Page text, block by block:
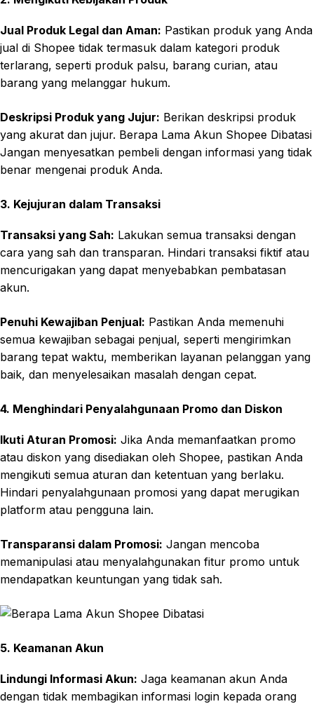
Jual Produk Legal dan Aman: Pastikan produk yang Anda
jual di Shopee tidak termasuk dalam kategori produk
terlarang, seperti produk palsu, barang curian, atau
barang yang melanggar hukum.
Deskripsi Produk yang Jujur: Berikan deskripsi produk
yang akurat dan jujur. Berapa Lama Akun Shopee Dibatasi
Jangan menyesatkan pembeli dengan informasi yang tidak
benar mengenai produk Anda.
3. Kejujuran dalam Transaksi
Transaksi yang Sah: Lakukan semua transaksi dengan
cara yang sah dan transparan. Hindari transaksi fiktif atau
mencurigakan yang dapat menyebabkan pembatasan
akun.
Penuhi Kewajiban Penjual: Pastikan Anda memenuhi
semua kewajiban sebagai penjual, seperti mengirimkan
barang tepat waktu, memberikan layanan pelanggan yang
baik, dan menyelesaikan masalah dengan cepat.
4. Menghindari Penyalahgunaan Promo dan Diskon
Ikuti Aturan Promosi: Jika Anda memanfaatkan promo
atau diskon yang disediakan oleh Shopee, pastikan Anda
mengikuti semua aturan dan ketentuan yang berlaku.
Hindari penyalahgunaan promosi yang dapat merugikan
platform atau pengguna lain.
Transparansi dalam Promosi: Jangan mencoba
memanipulasi atau menyalahgunakan fitur promo untuk
mendapatkan keuntungan yang tidak sah.
5. Keamanan Akun
Lindungi Informasi Akun: Jaga keamanan akun Anda
dengan tidak membagikan informasi login kepada orang